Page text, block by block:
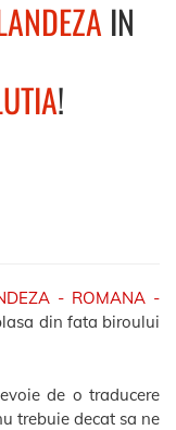
IN
!
- ROMANA -
din fata biroului
de o traducere
trebuie decat sa ne